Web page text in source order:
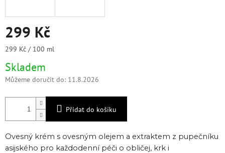
299 Kč
Měrná
299 Kč / 100 ml
Skladem
Můžeme doručit do: 11.8.2026
Přidat do košíku
Ovesný krém s ovesným olejem a extraktem z pupečníku
asijského pro každodenní péči o obličej, krk i